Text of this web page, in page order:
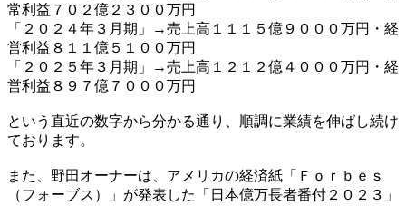
常利益７０２億２３００万円
「２０２４年３月期」→売上高１１１５億９０００万円・経
営利益８１１億５１００万円
「２０２５年３月期」→売上高１２１２億４０００万円・経
営利益８９７億７０００万円
という直近の数字から分かる通り、順調に業績を伸ばし続け
ております。
また、野田オーナーは、アメリカの経済紙「Ｆｏｒｂｅｓ
（フォーブス）」が発表した「日本億万長者番付２０２３」